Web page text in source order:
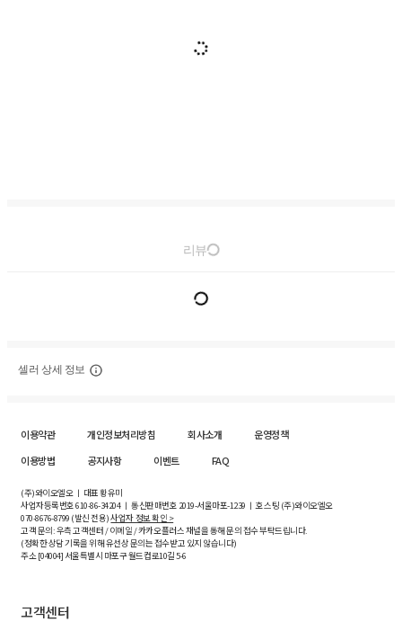
리뷰
셀러 상세 정보
이용약관 개인정보처리방침 회사소개
운영정책
이용방법
공지사항 이벤트 FAQ
(주)와이오엘오 ㅣ 대표 황유미
사업자등록번호610-86-34204ㅣ 통신판매번호 2019-서울마포-1239 ㅣ 호스팅 (주)와이오엘오
070-8676-8799 (발신 전용)사업자 정보 확인 >
고객 문의: 우측 고객센터 / 이메일 / 카카오플러스 채널을 통해 문의 접수 부탁드립니다.
(정확한 상담 기록을 위해 유선상 문의는 접수받고 있지 않습니다)
주소 [04004] 서울특별시 마포구 월드컵로10길5-6
고객센터